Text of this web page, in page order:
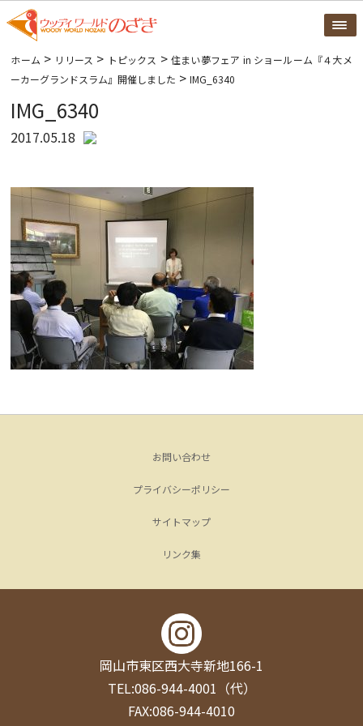
ホーム > リリース > トピックス >住まい夢フェア in ショールーム『４大メ
ーカーグランドスラム』開催しました >IMG_6340
IMG_6340
2017.05.18
お問い合わせ
プライバシーポリシー
サイトマップ
リンク集
岡山市東区西大寺新地166-1
TEL:086-944-4001（代）
FAX:086-944-4010